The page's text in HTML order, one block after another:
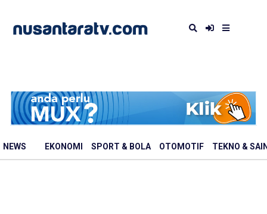
NEWS EKONOMI SPORT & BOLA OTOMOTIF TEKNO &